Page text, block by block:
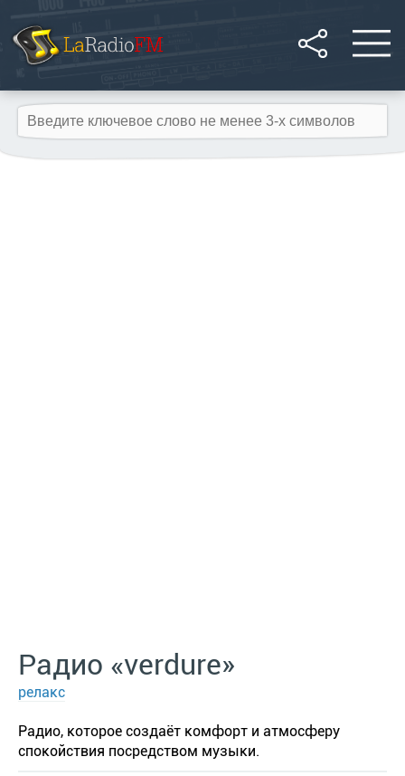
Радио «verdure»
релакс
Радио, которое создаёт комфорт и атмосферу
спокойствия посредством музыки.